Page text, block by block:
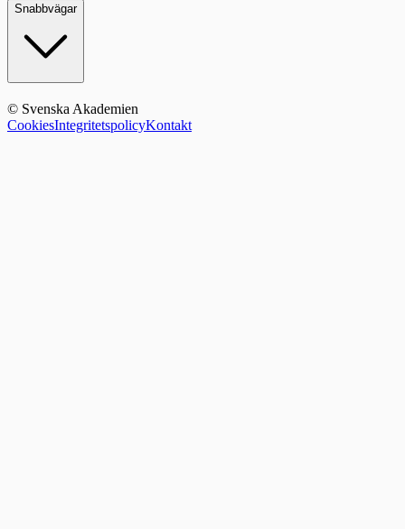
Snabbvägar
© Svenska Akademien
CookiesIntegritetspolicyKontakt